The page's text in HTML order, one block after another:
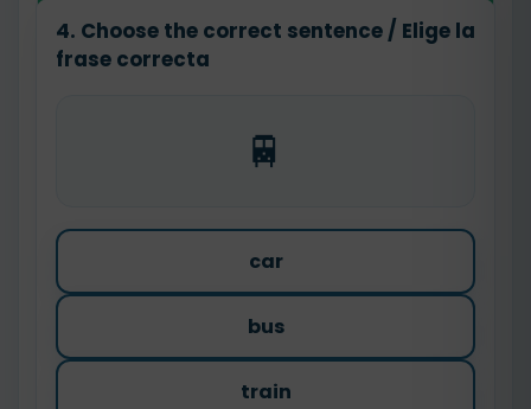
4. Choose the correct sentence / Elige la
frase correcta
🚆
car
bus
train